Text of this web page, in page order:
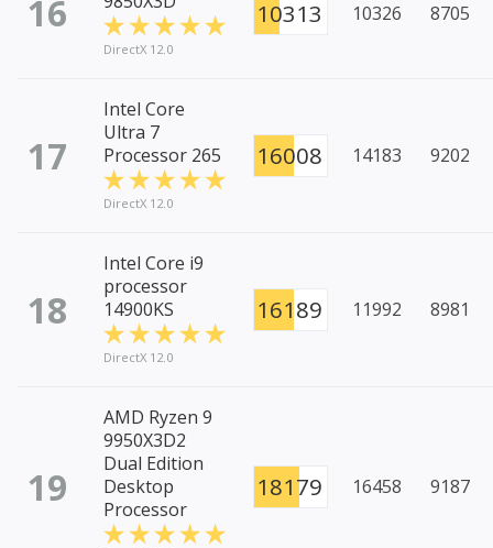
16
DirectX 12.0
10313 10326 8705
17
Intel Core
Ultra 7
Processor 265
DirectX 12.0
16008 14183 9202
18
Intel Core i9
processor
14900KS
DirectX 12.0
16189 11992 8981
19
AMD Ryzen 9
9950X3D2
Dual Edition
Desktop
Processor
18179 16458 9187